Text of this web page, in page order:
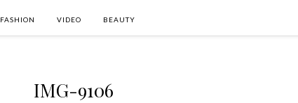
FASHION VIDEO BEAUTY
IMG-9106